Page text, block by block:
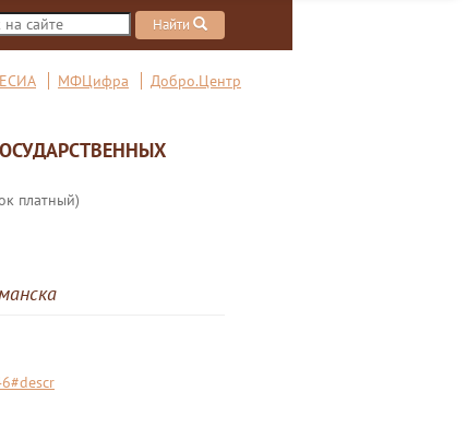
Найти
ЕСИА МФЦифра Добро.Центр
платный)